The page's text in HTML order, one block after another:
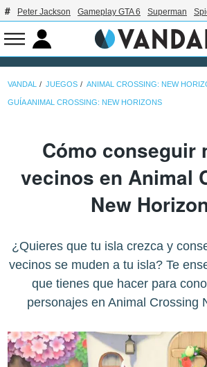
Peter Jackson Gameplay GTA 6 Superman
VANDAL JUEGOS ANIMAL CROSSING: NEW
GUÍA ANIMAL CROSSING: NEW HORIZONS
Cómo conseguir
vecinos en Animal
New
¿Quieres que tu isla crezca y
vecinos se muden a tu isla? Te
que tienes que hacer para
personajes en Animal Crossing